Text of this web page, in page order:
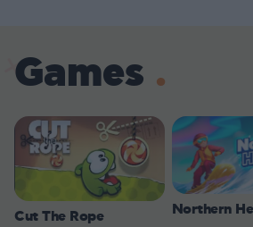
Games
Cut The Rope Northern